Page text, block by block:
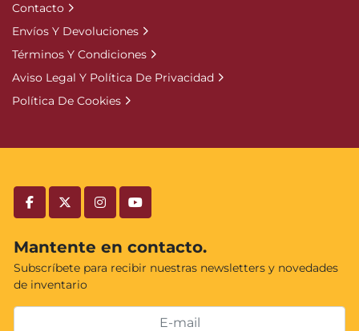
facebooktwitterinstagramyoutube
Mantente en contacto.
Subscríbete para recibir nuestras newsletters y novedades
de inventario
Contacto
Envíos Y Devoluciones
Términos Y Condiciones
Aviso Legal Y Política De Privacidad
Política De Cookies